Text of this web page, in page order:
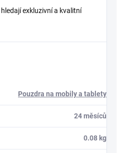
exkluzivní a kvalitní
Pouzdra na mobily a tablety
24 měsíců
0.08 kg